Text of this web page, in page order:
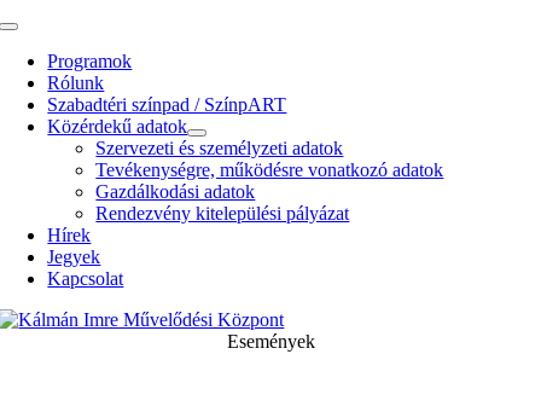
Kihagyás
Toggle
NavigationProgramok
Rólunk
Szabadtéri színpad / SzínpART
Közérdekű adatok
Szervezeti és személyzeti adatok
Tevékenységre, működésre vonatkozó adatok
Gazdálkodási adatok
Rendezvény kitelepülési pályázat
Hírek
Jegyek
Kapcsolat
Események